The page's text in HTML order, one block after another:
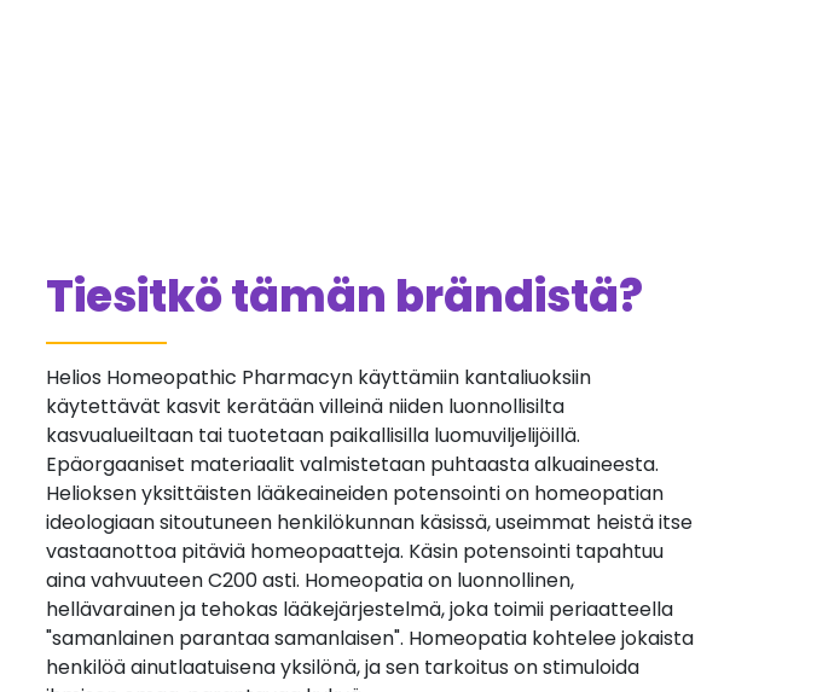
Tiesitkö tämän brändistä?
Helios Homeopathic Pharmacyn käyttämiin kantaliuoksiin
käytettävät kasvit kerätään villeinä niiden luonnollisilta
kasvualueiltaan tai tuotetaan paikallisilla luomuviljelijöillä.
Epäorgaaniset materiaalit valmistetaan puhtaasta alkuaineesta.
Helioksen yksittäisten lääkeaineiden potensointi on homeopatian
ideologiaan sitoutuneen henkilökunnan käsissä, useimmat heistä itse
vastaanottoa pitäviä homeopaatteja. Käsin potensointi tapahtuu
aina vahvuuteen C200 asti. Homeopatia on luonnollinen,
hellävarainen ja tehokas lääkejärjestelmä, joka toimii periaatteella
"samanlainen parantaa samanlaisen". Homeopatia kohtelee jokaista
henkilöä ainutlaatuisena yksilönä, ja sen tarkoitus on stimuloida